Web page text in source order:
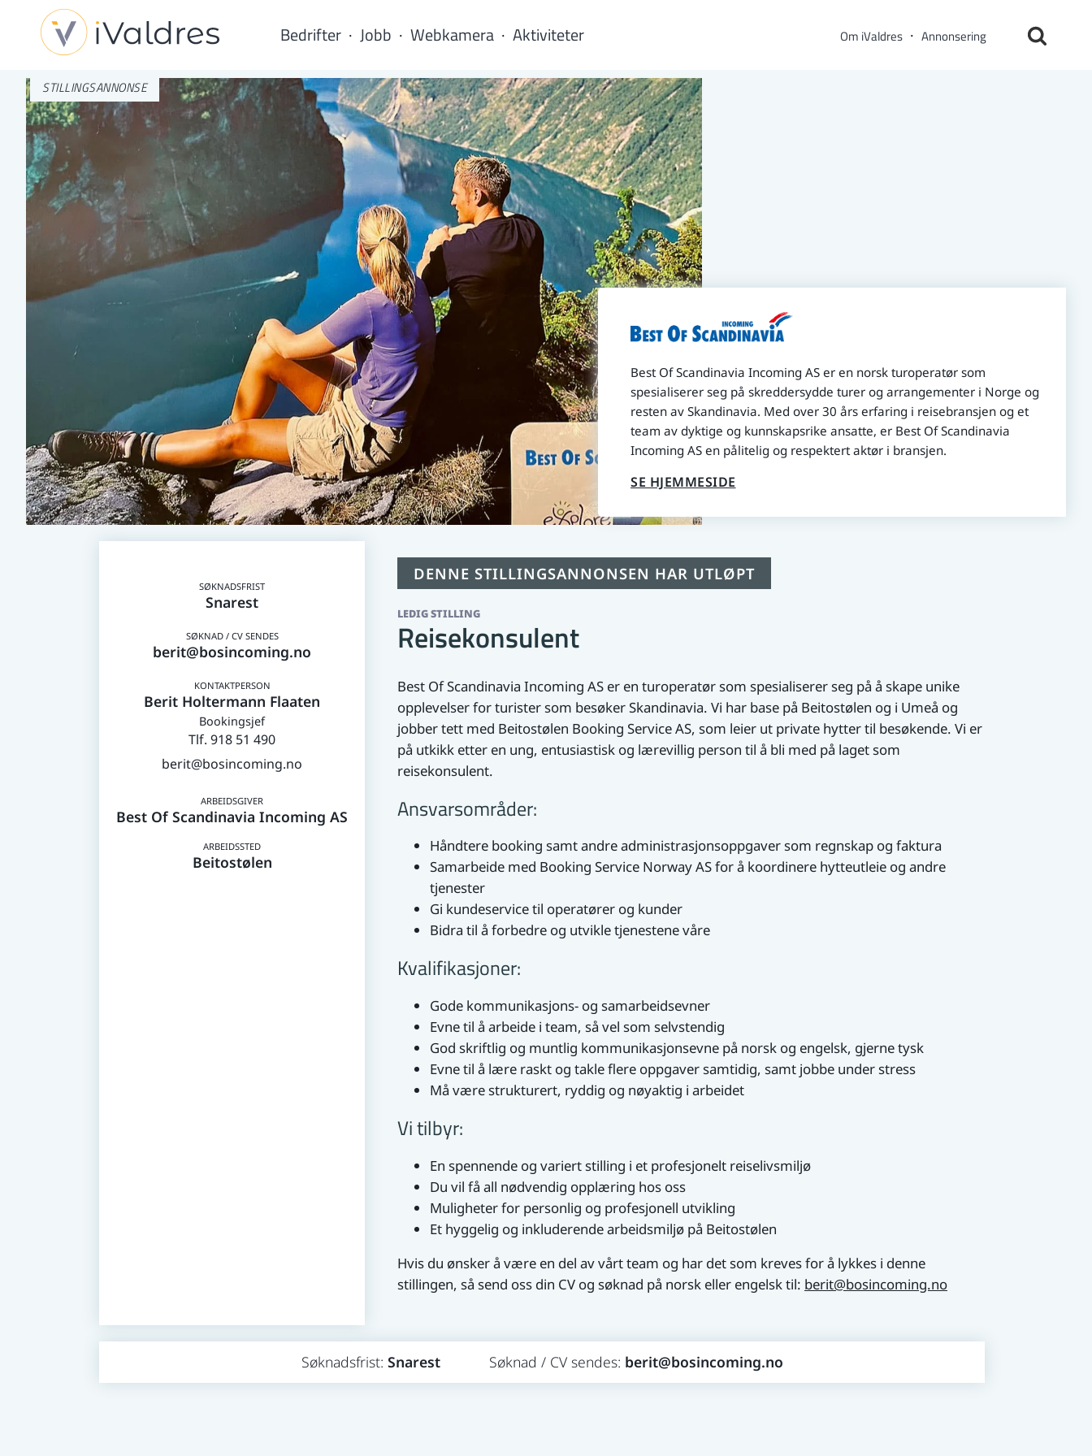
Bedrifter Jobb Webkamera Aktiviteter Om iValdres Annonsering
STILLINGSANNONSE
Best Of Scandinavia Incoming AS er en norsk turoperatør som
spesialiserer seg på skreddersydde turer og arrangementer i Norge og
resten av Skandinavia. Med over 30 års erfaring i reisebransjen og et
team av dyktige og kunnskapsrike ansatte, er Best Of Scandinavia
Incoming AS en pålitelig og respektert aktør i bransjen.
SE HJEMMESIDE
Snarest
berit@bosincoming.no
Berit Holtermann Flaaten
Bookingsjef
918 51 490
berit@bosincoming.no
Best Of Scandinavia Incoming AS
Beitostølen
DENNE STILLINGSANNONSEN HAR UTLØPT
LEDIG STILLING
Reisekonsulent
Best Of Scandinavia Incoming AS er en turoperatør som spesialiserer seg på å skape unike
opplevelser for turister som besøker Skandinavia. Vi har base på Beitostølen og i Umeå og
jobber tett med Beitostølen Booking Service AS, som leier ut private hytter til besøkende. Vi er
på utkikk etter en ung, entusiastisk og lærevillig person til å bli med på laget som
reisekonsulent.
Ansvarsområder:
Håndtere booking samt andre administrasjonsoppgaver som regnskap og faktura
Samarbeide med Booking Service Norway AS for å koordinere hytteutleie og andre
tjenester
Gi kundeservice til operatører og kunder
Bidra til å forbedre og utvikle tjenestene våre
Kvalifikasjoner:
Gode kommunikasjons- og samarbeidsevner
Evne til å arbeide i team, så vel som selvstendig
God skriftlig og muntlig kommunikasjonsevne på norsk og engelsk, gjerne tysk
Evne til å lære raskt og takle flere oppgaver samtidig, samt jobbe under stress
Må være strukturert, ryddig og nøyaktig i arbeidet
Vi tilbyr:
En spennende og variert stilling i et profesjonelt reiselivsmiljø
Du vil få all nødvendig opplæring hos oss
Muligheter for personlig og profesjonell utvikling
Et hyggelig og inkluderende arbeidsmiljø på Beitostølen
Hvis du ønsker å være en del av vårt team og har det som kreves for å lykkes i denne
stillingen, så send oss din CV og søknad på norsk eller engelsk til: berit@bosincoming.no
Snarest berit@bosincoming.no